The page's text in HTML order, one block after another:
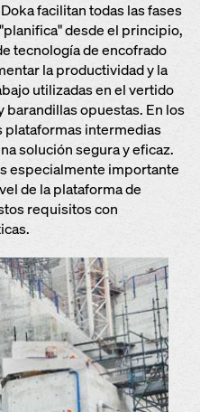
facilitan todas las fases
desde el principio,
tecnología de encofrado
la productividad y la
utilizadas en el vertido
barandillas opuestas. En los
plataformas intermedias
solución segura y eficaz.
especialmente importante
de la plataforma de
requisitos con